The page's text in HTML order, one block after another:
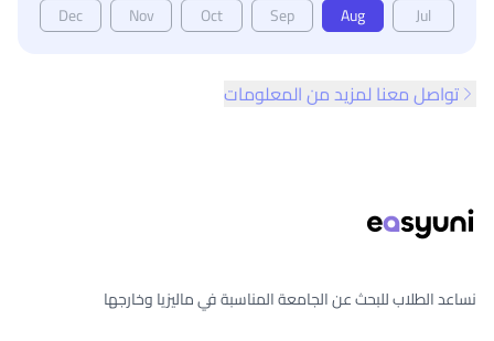
Jul
Aug
Sep
Oct
Nov
Dec
تواصل معنا لمزيد من المعلومات
نساعد الطلاب للبحث عن الجامعة المناسبة في ماليزيا وخارجها